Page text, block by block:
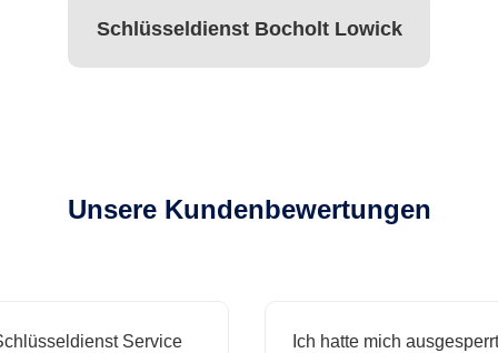
Schlüsseldienst Bocholt Lowick
Unsere Kundenbewertungen
Service
Ich hatte mich ausgesperrt